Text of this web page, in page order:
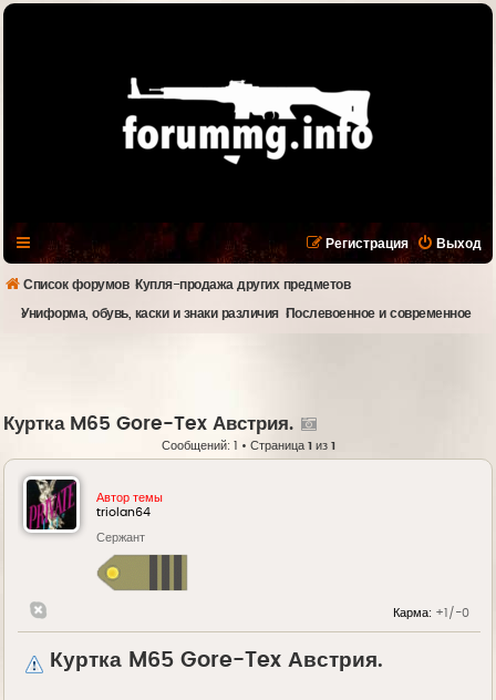
Выход
Регистрация
Список форумов Купля-продажа других предметов
Униформа, обувь, каски и знаки различия Послевоенное и современное
Куртка M65 Gore-Tex Австрия.
Сообщений: 1 • Страница 1из 1
Автор темы
triolan64
Сержант
Карма: +1/-0
Куртка M65 Gore-Tex Австрия.